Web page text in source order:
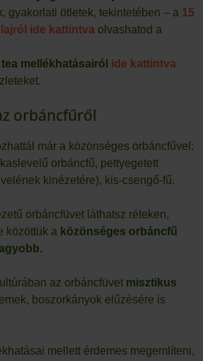
gyakorlati ötletek, tekintetében – a 15
ide kattintva olvashatod a
mellékhatásairól ide kattintva
orbáncfűről
már a közönséges orbáncfűvel:
orbáncfű, pettyegetett
kinézetére), kis-csengő-fű.
orbáncfüvet láthatsz réteken,
közöttük a közönséges orbáncfű
az orbáncfüvet misztikus
boszorkányok elűzésére is
mellett érdemes megemlíteni,